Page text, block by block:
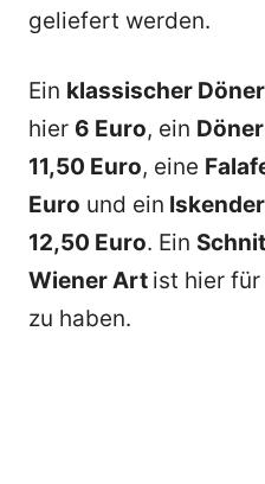
geliefert werden.
Ein klassischer Döner
hier 6 Euro, ein
11,50 Euro, eine
Euro und ein
12,50 Euro. Ein
Wiener Art ist hier für
zu haben.